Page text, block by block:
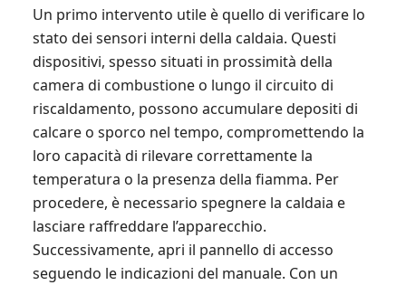
Un primo intervento utile è quello di verificare lo
stato dei sensori interni della caldaia. Questi
dispositivi, spesso situati in prossimità della
camera di combustione o lungo il circuito di
riscaldamento, possono accumulare depositi di
calcare o sporco nel tempo, compromettendo la
loro capacità di rilevare correttamente la
temperatura o la presenza della fiamma. Per
procedere, è necessario spegnere la caldaia e
lasciare raffreddare l’apparecchio.
Successivamente, apri il pannello di accesso
seguendo le indicazioni del manuale. Con un